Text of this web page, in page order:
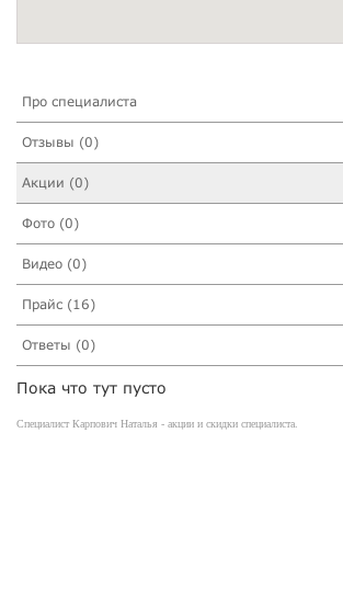
Про специалиста
Отзывы (0)
Акции (0)
Фото (0)
Видео (0)
Прайс (16)
Ответы (0)
Пока что тут пусто
Специалист Карпович Наталья - акции и скидки специалиста.